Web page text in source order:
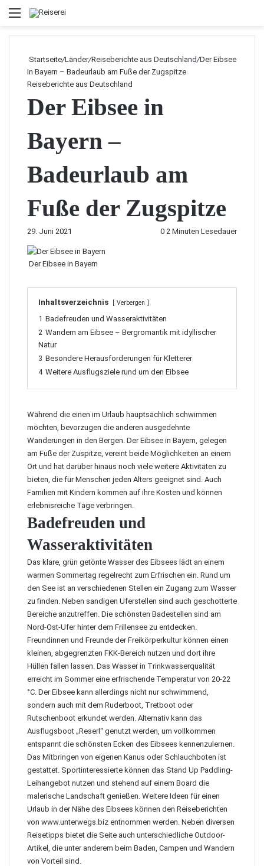
Menü
Startseite/Länder/Reiseberichte aus Deutschland/Der Eibsee
in Bayern – Badeurlaub am Fuße der Zugspitze
Reiseberichte aus Deutschland
Der Eibsee in
Bayern –
Badeurlaub am
Fuße der Zugspitze
29. Juni 2021 0 2 Minuten Lesedauer
Der Eibsee in Bayern
Inhaltsverzeichnis Verbergen
1 Badefreuden und Wasseraktivitäten
2 Wandern am Eibsee – Bergromantik mit idyllischer
Natur
3 Besondere Herausforderungen für Kletterer
4 Weitere Ausflugsziele rund um den Eibsee
Während die einen im Urlaub hauptsächlich schwimmen
möchten, bevorzugen die anderen ausgedehnte
Wanderungen in den Bergen. Der Eibsee in Bayern, gelegen
am Fuße der Zuspitze, vereint beide Möglichkeiten an einem
Ort und hat darüber hinaus noch viele weitere Aktivitäten zu
bieten, die für Menschen jeden Alters geeignet sind. Auch
Familien mit Kindern kommen auf ihre Kosten und können
erlebnisreiche Tage verbringen.
Badefreuden und
Wasseraktivitäten
Das klare, grün getönte Wasser des Eibsees lädt an einem
warmen Sommertag regelrecht zum Erfrischen ein. Rund um
den See ist an verschiedenen Stellen ein Zugang zum Wasser
zu finden. Neben sandigen Uferstellen sind auch geschotterte
Bereiche anzutreffen. Die schönsten Badestellen sind am
Nord-Ost-Ufer hinter dem Frillensee zu entdecken.
Freundinnen und Freunde der Freikörperkultur können einen
kleinen, abgegrenzten FKK-Bereich nutzen und dort ihre
Hüllen fallen lassen. Das Wasser in Trinkwasserqualität
erreicht im Sommer eine erfrischende Temperatur von 20-22
°C. Der Eibsee kann allerdings nicht nur schwimmend,
sondern auch mit dem Ruderboot, Tretboot oder
Rutschenboot erkundet werden. Alternativ kann das
Ausflugsboot „Reserl“ genutzt werden, um vollkommen
entspannt die schönsten Ecken des Eibsees kennenzulernen.
Das Mitbringen von eigenen Kanus oder Schlauchboten ist
gestattet. Sportinteressierte können das Stand Up Paddling-
Leihangebot nutzen und stehend auf einem Board die
malerische Landschaft genießen. Weitere Ideen für einen
Urlaub in der Nähe des Eibsees können den Reiseberichten
von www.unterwegs.biz entnommen werden. Neben diversen
Reisetipps bietet die Seite auch unterschiedliche Outdoor-
Artikel, die unter anderem beim Baden, Campen und Wandern
von Vorteil sind.